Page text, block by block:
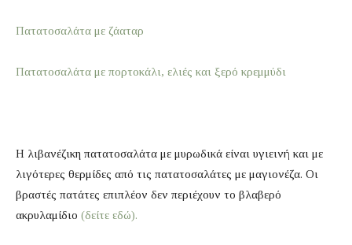
Πατατοσαλάτα με ζάαταρ
Πατατοσαλάτα με πορτοκάλι, ελιές και ξερό κρεμμύδι
Η λιβανέζικη πατατοσαλάτα με μυρωδικά είναι υγιεινή και με
λιγότερες θερμίδες από τις πατατοσαλάτες με μαγιονέζα. Οι
βραστές πατάτες επιπλέον δεν περιέχουν το βλαβερό
ακρυλαμίδιο (δείτε εδώ).